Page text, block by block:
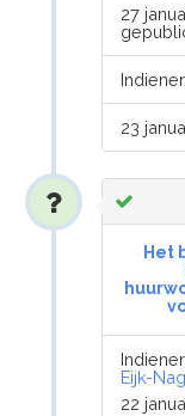
27
23
Het
Eijk-
22